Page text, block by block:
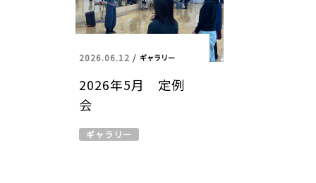
2026.06.12 / ギャラリー
2026年5月 定例
会
ギャラリー